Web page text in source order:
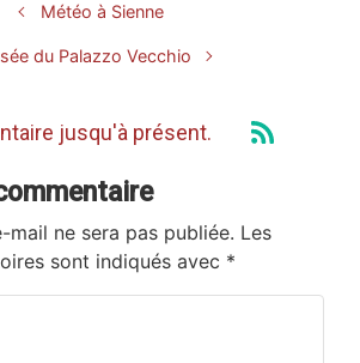
Météo à Sienne
du Palazzo Vecchio
jusqu'à présent.
mail ne sera pas publiée. Les
sont indiqués avec *